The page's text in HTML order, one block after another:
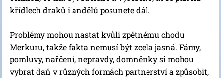
křídlech draků i andělů posunete dál.
Problémy mohou nastat kvůli zpětnému chodu
Merkuru, takže fakta nemusí být zcela jasná. Fámy,
pomluvy, nařčení, nepravdy, domněnky si mohou
vybrat daň v různých formách partnerství a způsobit,